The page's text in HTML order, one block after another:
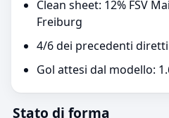
Clean sheet: 12% FSV
Freiburg
4/6 dei precedenti
Gol attesi dal modello:
Stato di forma